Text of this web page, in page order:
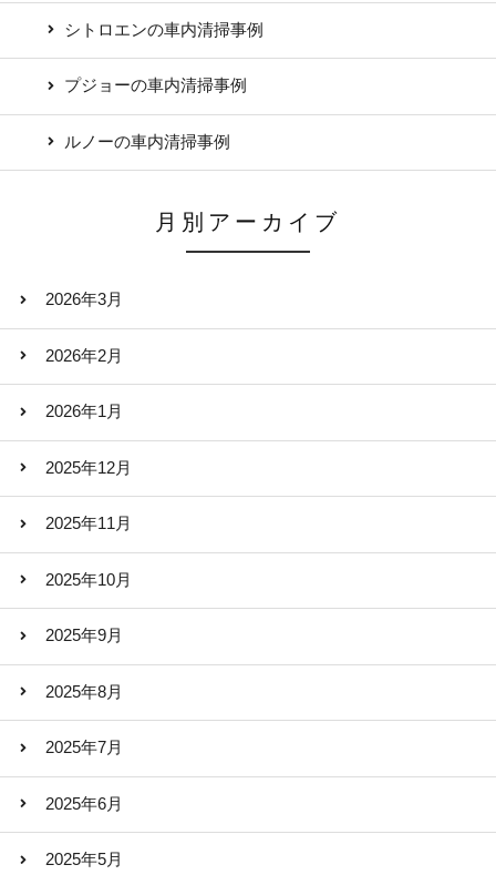
シトロエンの車内清掃事例
プジョーの車内清掃事例
ルノーの車内清掃事例
月別アーカイブ
2026年3月
2026年2月
2026年1月
2025年12月
2025年11月
2025年10月
2025年9月
2025年8月
2025年7月
2025年6月
2025年5月